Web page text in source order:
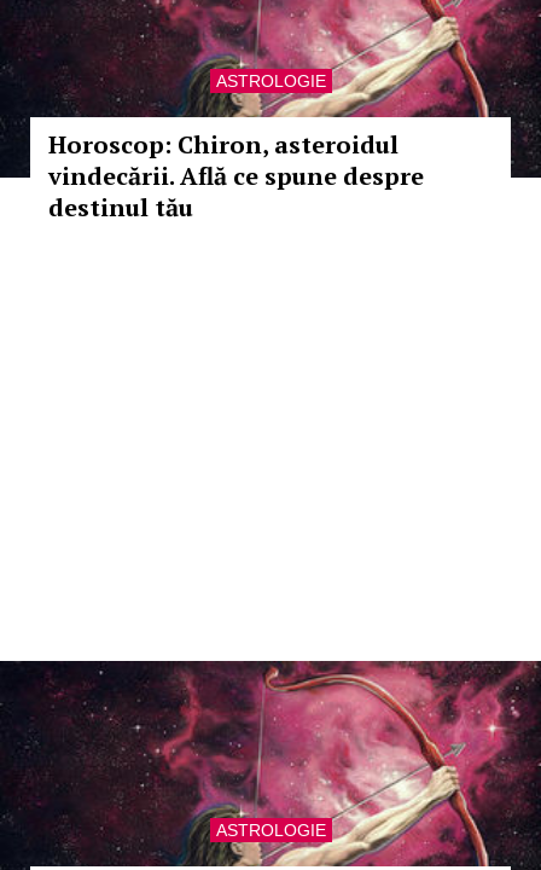
ASTROLOGIE
Horoscop: Chiron, asteroidul
vindecării. Află ce spune despre
destinul tău
ASTROLOGIE